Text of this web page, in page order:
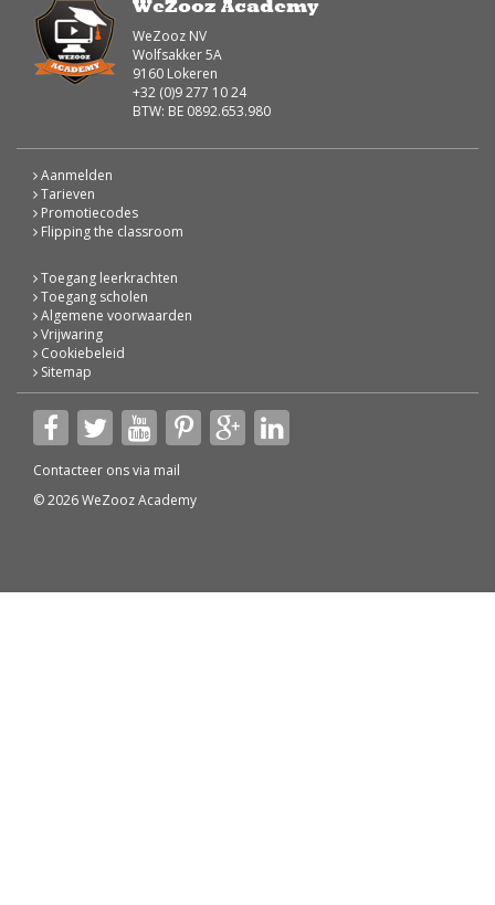
WeZooz Academy
WeZooz NV
Wolfsakker 5A
9160 Lokeren
+32 (0)9 277 10 24
BTW: BE 0892.653.980
Aanmelden
Tarieven
Promotiecodes
Flipping the classroom
Toegang leerkrachten
Toegang scholen
Algemene voorwaarden
Vrijwaring
Cookiebeleid
Sitemap
Contacteer ons via mail
© 2026 WeZooz Academy